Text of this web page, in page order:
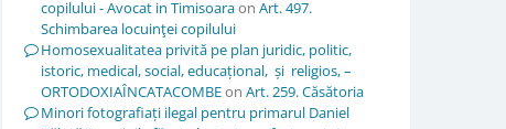
copilului - Avocat in Timisoaraon Art. 497.
Schimbarea locuinţei copilului
Homosexualitatea privită pe plan juridic, politic,
istoric, medical, social, educațional, și religios, –
ORTODOXIAÎNCATACOMBEon Art. 259. Căsătoria
Minori fotografiați ilegal pentru primarul Daniel